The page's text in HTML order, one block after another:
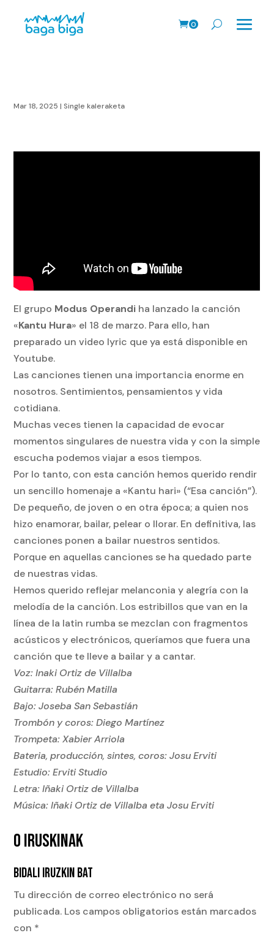
0
Mar 18, 2025 | Single kaleraketa
El grupo Modus Operandi ha lanzado la canción
«Kantu Hura» el 18 de marzo. Para ello, han
preparado un video lyric que ya está disponible en
Youtube.
Las canciones tienen una importancia enorme en
nosotros. Sentimientos, pensamientos y vida
cotidiana.
Muchas veces tienen la capacidad de evocar
momentos singulares de nuestra vida y con la simple
escucha podemos viajar a esos tiempos.
Por lo tanto, con esta canción hemos querido rendir
un sencillo homenaje a «Kantu hari» (“Esa canción”).
De pequeño, de joven o en otra época; a quien nos
hizo enamorar, bailar, pelear o llorar. En definitiva, las
canciones ponen a bailar nuestros sentidos.
Porque en aquellas canciones se ha quedado parte
de nuestras vidas.
Hemos querido reflejar melanconia y alegría con la
melodía de la canción. Los estribillos que van en la
línea de la latin rumba se mezclan con fragmentos
acústicos y electrónicos, queríamos que fuera una
canción que te lleve a bailar y a cantar.
Voz: Inaki Ortiz de Villalba
Guitarra: Rubén Matilla
Bajo: Joseba San Sebastián
Trombón y coros: Diego Martínez
Trompeta: Xabier Arriola
Bateria, producción, sintes, coros: Josu Erviti
Estudio: Erviti Studio
Letra: Iñaki Ortiz de Villalba
Música: Iñaki Ortiz de Villalba eta Josu Erviti
0 IRUSKINAK
BIDALI IRUZKIN BAT
Tu dirección de correo electrónico no será
publicada. Los campos obligatorios están marcados
con *